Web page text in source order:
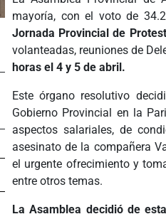
mayoría, con el voto de
Jornada Provincial de
volanteadas, reuniones de
horas el 4 y 5 de abril.
Este órgano resolutivo
Gobierno Provincial en la
aspectos salariales, de
asesinato de la compañera
el urgente ofrecimiento y
entre otros temas.
La Asamblea decidió de